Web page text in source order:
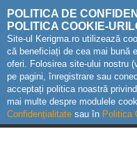
POLITICA DE
POLITICA COOKIE-
Site-ul Kerigma.ro utilizează
că beneficiați de cea mai bună
oferi. Folosirea site-ului nostru
pe pagini, înregistrare sau
acceptați politica noastră
mai multe despre modulele
Confidențialitate sau în Politica